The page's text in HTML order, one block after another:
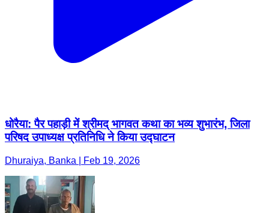
धोरैया: पैर पहाड़ी में श्रीमद् भागवत कथा का भव्य शुभारंभ, जिला
परिषद उपाध्यक्ष प्रतिनिधि ने किया उद्घाटन
Dhuraiya, Banka | Feb 19, 2026